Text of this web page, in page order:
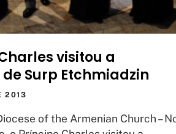
visitou a
Surp Etchmiadzin
2013
of the Armenian Church –